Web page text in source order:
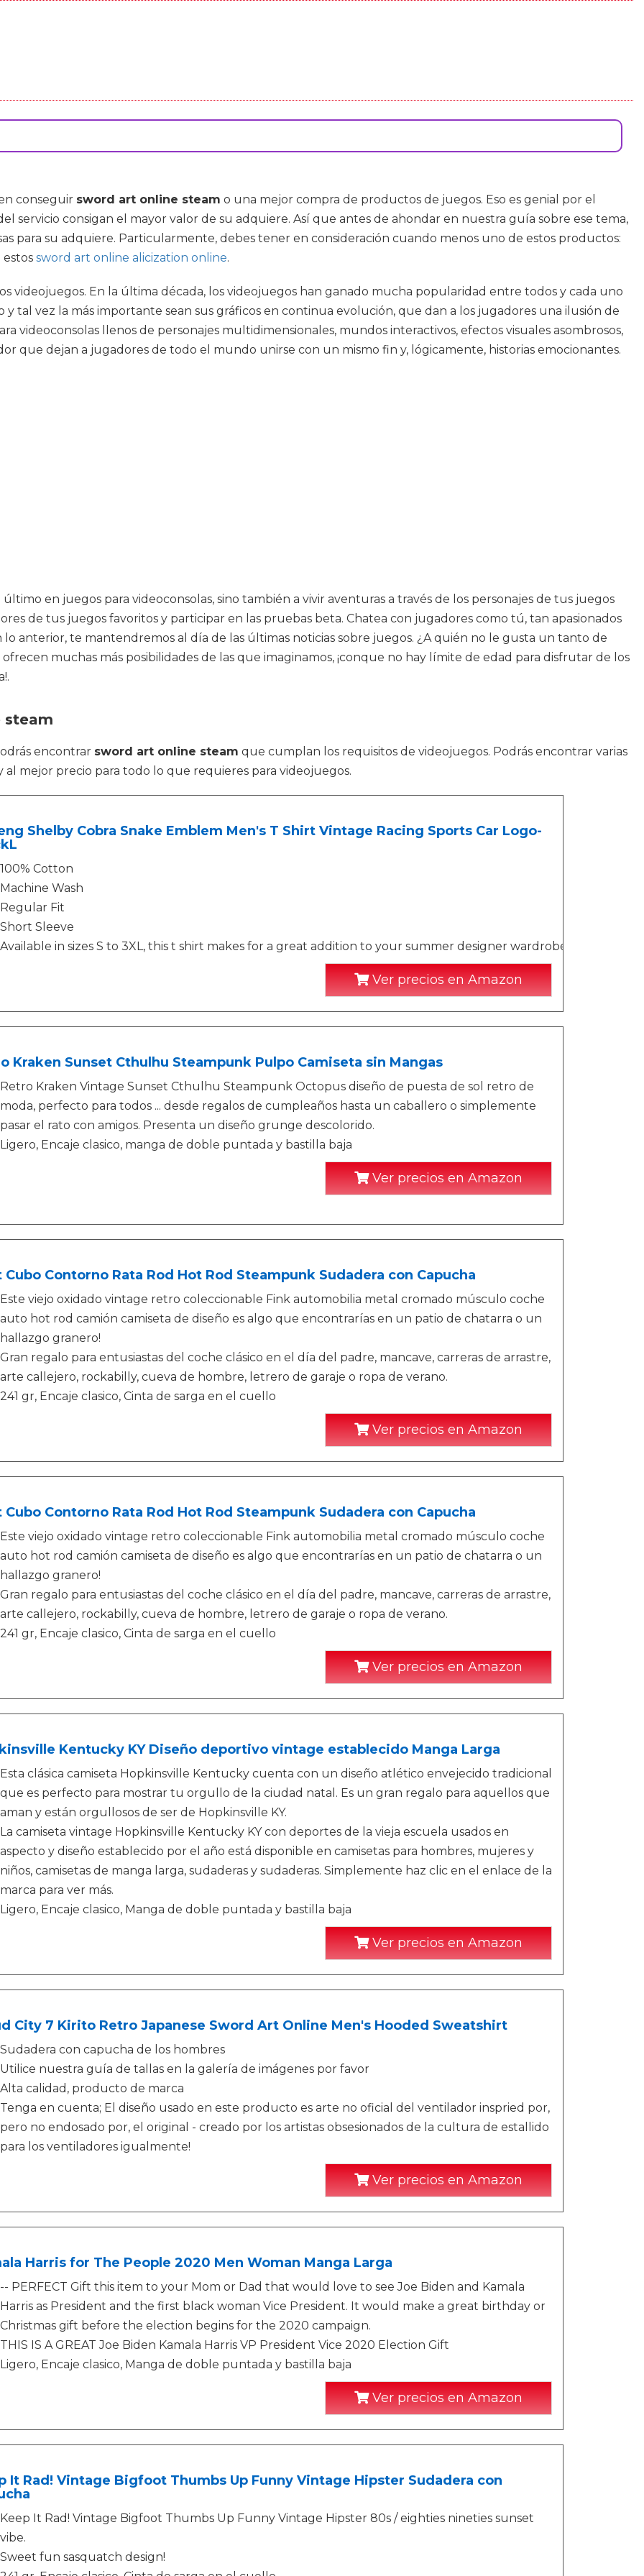
conseguir sword art online steam o una mejor compra de productos de juegos. Eso es genial por el
servicio consigan el mayor valor de su adquiere. Así que antes de ahondar en nuestra guía sobre ese tema,
para su adquiere. Particularmente, debes tener en consideración cuando menos uno de estos productos:
sword art online alicization online.
videojuegos. En la última década, los videojuegos han ganado mucha popularidad entre todos y cada uno
tal vez la más importante sean sus gráficos en continua evolución, que dan a los jugadores una ilusión de
videoconsolas llenos de personajes multidimensionales, mundos interactivos, efectos visuales asombrosos,
que dejan a jugadores de todo el mundo unirse con un mismo fin y, lógicamente, historias emocionantes.
en juegos para videoconsolas, sino también a vivir aventuras a través de los personajes de tus juegos
de tus juegos favoritos y participar en las pruebas beta. Chatea con jugadores como tú, tan apasionados
anterior, te mantendremos al día de las últimas noticias sobre juegos. ¿A quién no le gusta un tanto de
muchas más posibilidades de las que imaginamos, ¡conque no hay límite de edad para disfrutar de los
steam
encontrar sword art online steam que cumplan los requisitos de videojuegos. Podrás encontrar varias
mejor precio para todo lo que requieres para videojuegos.
Shelby Cobra Snake Emblem Men's T Shirt Vintage Racing Sports Car Logo-
100% Cotton
Machine Wash
Regular Fit
Short Sleeve
Available in sizes S to 3XL, this t shirt makes for a great addition to your summer designer wardrobe!
Ver precios en Amazon
Kraken Sunset Cthulhu Steampunk Pulpo Camiseta sin Mangas
Retro Kraken Vintage Sunset Cthulhu Steampunk Octopus diseño de puesta de sol retro de
moda, perfecto para todos ... desde regalos de cumpleaños hasta un caballero o simplemente
pasar el rato con amigos. Presenta un diseño grunge descolorido.
Ligero, Encaje clasico, manga de doble puntada y bastilla baja
Ver precios en Amazon
Cubo Contorno Rata Rod Hot Rod Steampunk Sudadera con Capucha
Este viejo oxidado vintage retro coleccionable Fink automobilia metal cromado músculo coche
auto hot rod camión camiseta de diseño es algo que encontrarías en un patio de chatarra o un
hallazgo granero!
Gran regalo para entusiastas del coche clásico en el día del padre, mancave, carreras de arrastre,
arte callejero, rockabilly, cueva de hombre, letrero de garaje o ropa de verano.
241 gr, Encaje clasico, Cinta de sarga en el cuello
Ver precios en Amazon
Cubo Contorno Rata Rod Hot Rod Steampunk Sudadera con Capucha
Este viejo oxidado vintage retro coleccionable Fink automobilia metal cromado músculo coche
auto hot rod camión camiseta de diseño es algo que encontrarías en un patio de chatarra o un
hallazgo granero!
Gran regalo para entusiastas del coche clásico en el día del padre, mancave, carreras de arrastre,
arte callejero, rockabilly, cueva de hombre, letrero de garaje o ropa de verano.
241 gr, Encaje clasico, Cinta de sarga en el cuello
Ver precios en Amazon
Kentucky KY Diseño deportivo vintage establecido Manga Larga
Esta clásica camiseta Hopkinsville Kentucky cuenta con un diseño atlético envejecido tradicional
que es perfecto para mostrar tu orgullo de la ciudad natal. Es un gran regalo para aquellos que
aman y están orgullosos de ser de Hopkinsville KY.
La camiseta vintage Hopkinsville Kentucky KY con deportes de la vieja escuela usados en
aspecto y diseño establecido por el año está disponible en camisetas para hombres, mujeres y
niños, camisetas de manga larga, sudaderas y sudaderas. Simplemente haz clic en el enlace de la
marca para ver más.
Ligero, Encaje clasico, Manga de doble puntada y bastilla baja
Ver precios en Amazon
City 7 Kirito Retro Japanese Sword Art Online Men's Hooded Sweatshirt
Sudadera con capucha de los hombres
Utilice nuestra guía de tallas en la galería de imágenes por favor
Alta calidad, producto de marca
Tenga en cuenta; El diseño usado en este producto es arte no oficial del ventilador inspried por,
pero no endosado por, el original - creado por los artistas obsesionados de la cultura de estallido
para los ventiladores igualmente!
Ver precios en Amazon
Harris for The People 2020 Men Woman Manga Larga
-- PERFECT Gift this item to your Mom or Dad that would love to see Joe Biden and Kamala
Harris as President and the first black woman Vice President. It would make a great birthday or
Christmas gift before the election begins for the 2020 campaign.
THIS IS A GREAT Joe Biden Kamala Harris VP President Vice 2020 Election Gift
Ligero, Encaje clasico, Manga de doble puntada y bastilla baja
Ver precios en Amazon
It Rad! Vintage Bigfoot Thumbs Up Funny Vintage Hipster Sudadera con
Keep It Rad! Vintage Bigfoot Thumbs Up Funny Vintage Hipster 80s / eighties nineties sunset
vibe.
Sweet fun sasquatch design!